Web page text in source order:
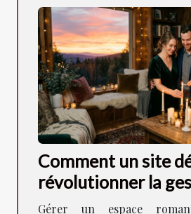
Comment un site
révolutionner la
votre espace
Gérer un espace